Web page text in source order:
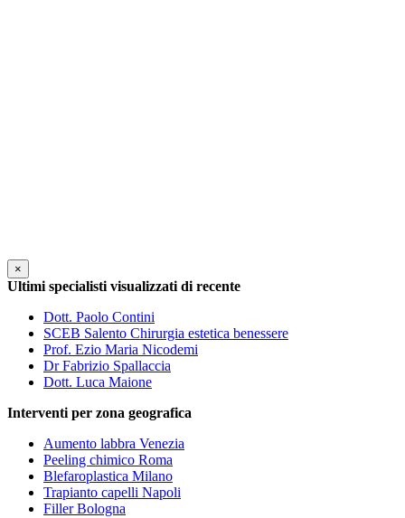
×
Ultimi specialisti visualizzati di recente
Dott. Paolo Contini
SCEB Salento Chirurgia estetica benessere
Prof. Ezio Maria Nicodemi
Dr Fabrizio Spallaccia
Dott. Luca Maione
Interventi per zona geografica
Aumento labbra Venezia
Peeling chimico Roma
Blefaroplastica Milano
Trapianto capelli Napoli
Filler Bologna